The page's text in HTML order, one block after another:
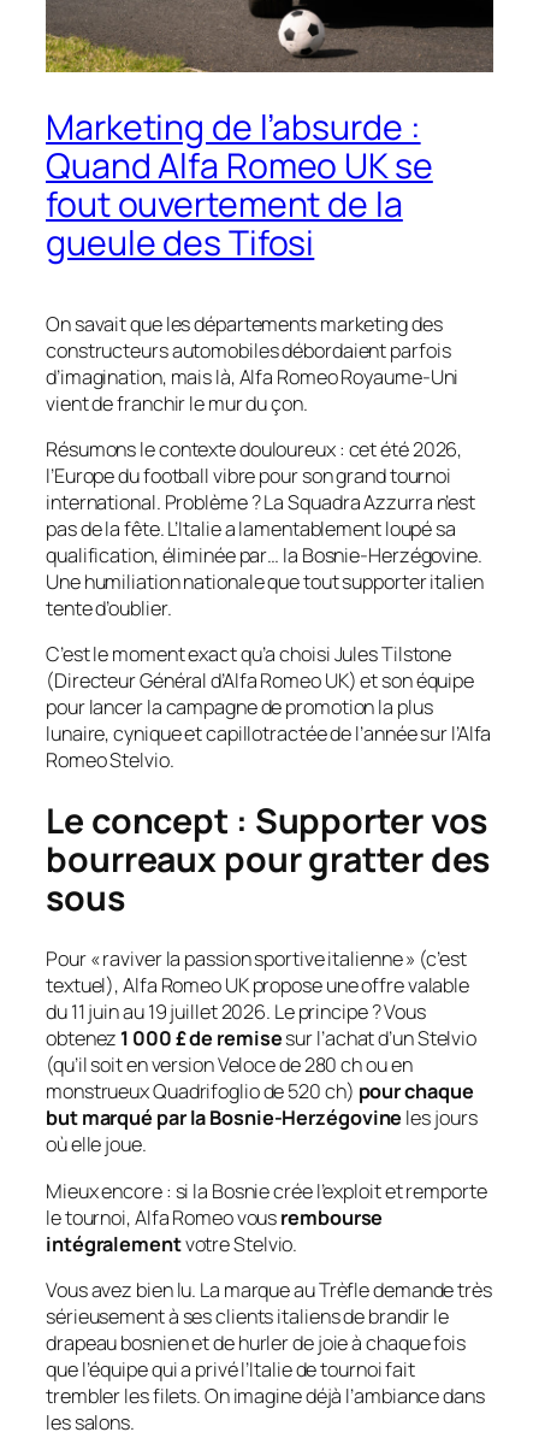
Marketing de l’absurde :
Quand Alfa Romeo UK se
fout ouvertement de la
gueule des Tifosi
On savait que les départements marketing des
constructeurs automobiles débordaient parfois
d’imagination, mais là, Alfa Romeo Royaume-Uni
vient de franchir le mur du çon.
Résumons le contexte douloureux : cet été 2026,
l’Europe du football vibre pour son grand tournoi
international. Problème ? LaSquadra Azzurra n’est
pas de la fête. L’Italie a lamentablement loupé sa
qualification, éliminée par… la Bosnie-Herzégovine.
Une humiliation nationale que tout supporter italien
tente d’oublier.
C’est le moment exact qu’a choisi Jules Tilstone
(Directeur Général d’Alfa Romeo UK) et son équipe
pour lancer la campagne de promotion la plus
lunaire, cynique et capillotractée de l’année sur l’Alfa
Romeo Stelvio.
Le concept : Supporter vos
bourreaux pour gratter des
sous
Pour « raviver la passion sportive italienne » (c’est
textuel), Alfa Romeo UK propose une offre valable
du 11 juin au 19 juillet 2026. Le principe ? Vous
obtenez 1 000 £ de remisesur l’achat d’un Stelvio
(qu’il soit en version Veloce de 280 ch ou en
monstrueux Quadrifoglio de 520 ch) pour chaque
but marqué par la Bosnie-Herzégovine les jours
où elle joue.
Mieux encore : si la Bosnie crée l’exploit et remporte
le tournoi, Alfa Romeo vousrembourse
intégralementvotre Stelvio.
Vous avez bien lu. La marque au Trèfle demande très
sérieusement à ses clients italiens de brandir le
drapeau bosnien et de hurler de joie à chaque fois
que l’équipe qui a privé l’Italie de tournoi fait
trembler les filets. On imagine déjà l’ambiance dans
les salons.